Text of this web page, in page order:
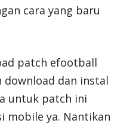
cara yang baru
patch efootball
download dan instal
untuk patch ini
mobile ya. Nantikan